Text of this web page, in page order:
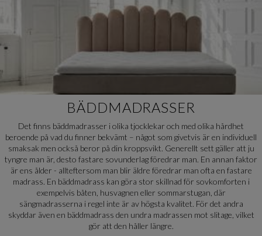
BÄDDMADRASSER
Det finns bäddmadrasser i olika tjocklekar och med olika hårdhet
beroende på vad du finner bekvämt – något som givetvis är en individuell
smaksak men också beror på din kroppsvikt. Generellt sett gäller att ju
tyngre man är, desto fastare sovunderlag föredrar man. En annan faktor
är ens ålder - allteftersom man blir äldre föredrar man ofta en fastare
madrass. En bäddmadrass kan göra stor skillnad för sovkomforten i
exempelvis båten, husvagnen eller sommarstugan, där
sängmadrasserna i regel inte är av högsta kvalitet. För det andra
skyddar även en bäddmadrass den undra madrassen mot slitage, vilket
gör att den håller längre.